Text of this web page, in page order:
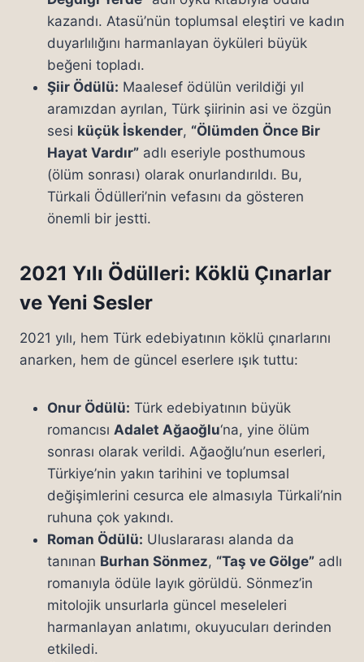
kazandı. Atasü’nün toplumsal eleştiri ve kadın
duyarlılığını harmanlayan öyküleri büyük
beğeni topladı.
Şiir Ödülü: Maalesef ödülün verildiği yıl
aramızdan ayrılan, Türk şiirinin asi ve özgün
sesi küçük İskender, “Ölümden Önce Bir
Hayat Vardır” adlı eseriyle posthumous
(ölüm sonrası) olarak onurlandırıldı. Bu,
Türkali Ödülleri’nin vefasını da gösteren
önemli bir jestti.
2021 Yılı Ödülleri: Köklü Çınarlar
ve Yeni Sesler
2021 yılı, hem Türk edebiyatının köklü çınarlarını
anarken, hem de güncel eserlere ışık tuttu:
Onur Ödülü: Türk edebiyatının büyük
romancısı Adalet Ağaoğlu‘na, yine ölüm
sonrası olarak verildi. Ağaoğlu’nun eserleri,
Türkiye’nin yakın tarihini ve toplumsal
değişimlerini cesurca ele almasıyla Türkali’nin
ruhuna çok yakındı.
Roman Ödülü: Uluslararası alanda da
tanınan Burhan Sönmez, “Taş ve Gölge” adlı
romanıyla ödüle layık görüldü. Sönmez’in
mitolojik unsurlarla güncel meseleleri
harmanlayan anlatımı, okuyucuları derinden
etkiledi.